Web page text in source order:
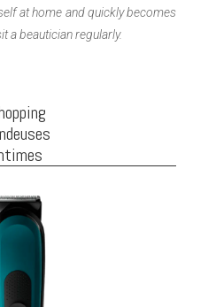
at home and quickly becomes
a beautician regularly.